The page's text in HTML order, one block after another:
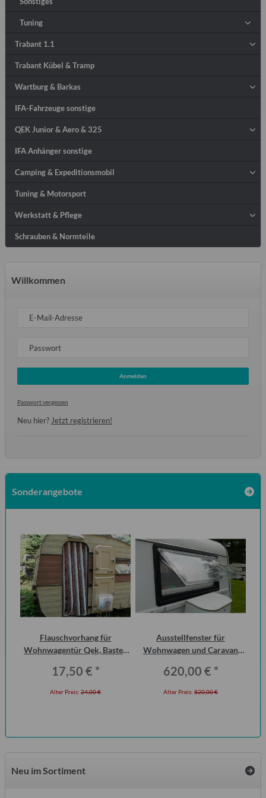
Tuning
Trabant 1.1
Trabant Kübel & Tramp
Wartburg & Barkas
IFA-Fahrzeuge sonstige
QEK Junior & Aero & 325
IFA Anhänger sonstige
Camping & Expeditionsmobil
Tuning & Motorsport
Werkstatt & Pflege
Schrauben & Normteile
Willkommen
E-Mail-Adresse
Passwort
Anmelden
Passwort vergessen
Neu hier? Jetzt registrieren!
Sonderangebote
Flauschvorhang für
Wohnwagentür Qek, Bastei,
17,50 € *
Alter Preis: 24,00 €
Ausstellfenster für
Wohnwagen und Caravan
Seitz
620,00 € *
Alter Preis: 820,00 €
Neu im Sortiment